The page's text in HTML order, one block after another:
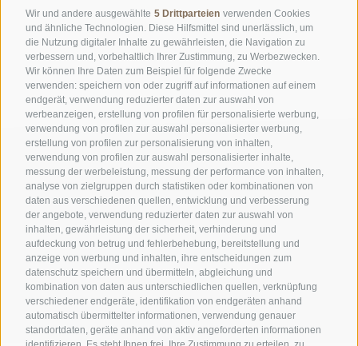
Wir und andere ausgewählte 5 Drittparteien verwenden Cookies
und ähnliche Technologien. Diese Hilfsmittel sind unerlässlich, um
die Nutzung digitaler Inhalte zu gewährleisten, die Navigation zu
verbessern und, vorbehaltlich Ihrer Zustimmung, zu Werbezwecken.
Wir können Ihre Daten zum Beispiel für folgende Zwecke
verwenden: speichern von oder zugriff auf informationen auf einem
endgerät, verwendung reduzierter daten zur auswahl von
werbeanzeigen, erstellung von profilen für personalisierte werbung,
verwendung von profilen zur auswahl personalisierter werbung,
erstellung von profilen zur personalisierung von inhalten,
verwendung von profilen zur auswahl personalisierter inhalte,
messung der werbeleistung, messung der performance von inhalten,
analyse von zielgruppen durch statistiken oder kombinationen von
daten aus verschiedenen quellen, entwicklung und verbesserung
der angebote, verwendung reduzierter daten zur auswahl von
inhalten, gewährleistung der sicherheit, verhinderung und
aufdeckung von betrug und fehlerbehebung, bereitstellung und
anzeige von werbung und inhalten, ihre entscheidungen zum
datenschutz speichern und übermitteln, abgleichung und
kombination von daten aus unterschiedlichen quellen, verknüpfung
verschiedener endgeräte, identifikation von endgeräten anhand
automatisch übermittelter informationen, verwendung genauer
standortdaten, geräte anhand von aktiv angeforderten informationen
AMT FÜR DEN NATIONALPARK STILFSERJOCH
SOCIAL-MEDIA-RICHTLINIEN | IMPRESSUM | SITEMAP | COOKIE-RICHTLINIE
PRIVACY | Cookie Präferenzen